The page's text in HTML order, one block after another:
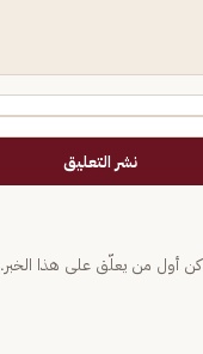
نشر التعليق
كن أول من يعلّق على هذا الخبر.